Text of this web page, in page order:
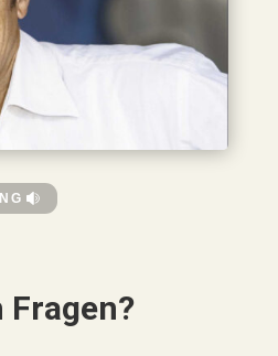
Fragen?